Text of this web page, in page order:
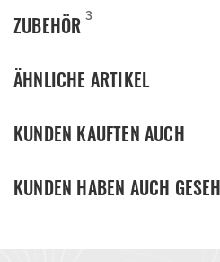
ZUBEHÖR 3
ÄHNLICHE ARTIKEL
KUNDEN KAUFTEN AUCH
KUNDEN HABEN AUCH